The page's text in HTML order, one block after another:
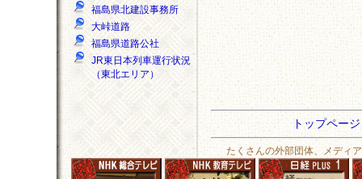
福島県北建設事務所
大峠道路
福島県道路公社
JR東日本列車運行状況
（東北エリア）
トップペー
たくさんの外部団体、メディ